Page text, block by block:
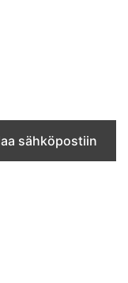
Tilaa sähköpostiin